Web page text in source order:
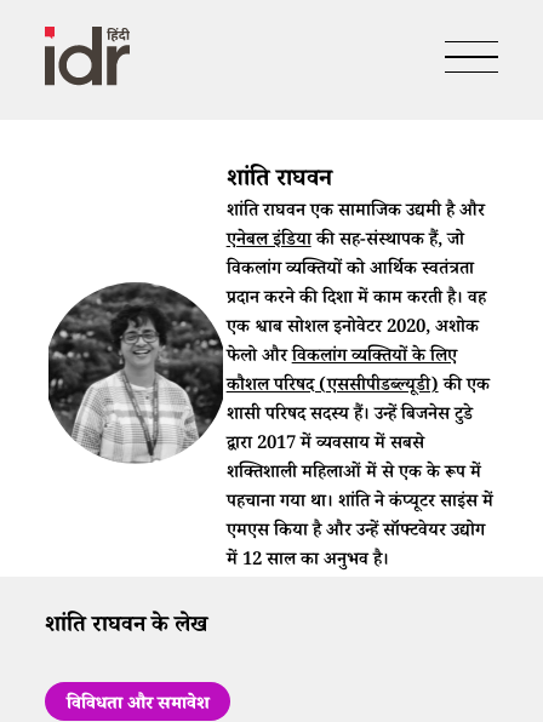
शांति राघवन
शांति राघवन एक सामाजिक उद्यमी है और
एनेबल इंडियाकी सह-संस्थापक हैं, जो
विकलांग व्यक्तियों को आर्थिक स्वतंत्रता
प्रदान करने की दिशा में काम करती है। वह
एक श्वाब सोशल इनोवेटर 2020, अशोक
फेलो औरविकलांग व्यक्तियों के लिए
कौशल परिषद (एससीपीडब्ल्यूडी)की एक
शासी परिषद सदस्य हैं। उन्हें बिजनेस टुडे
द्वारा 2017 में व्यवसाय में सबसे
शक्तिशाली महिलाओं में से एक के रूप में
पहचाना गया था। शांति ने कंप्यूटर साइंस में
एमएस किया है और उन्हें सॉफ्टवेयर उद्योग
में 12 साल का अनुभव है।
शांति राघवन के लेख
विविधता और समावेश